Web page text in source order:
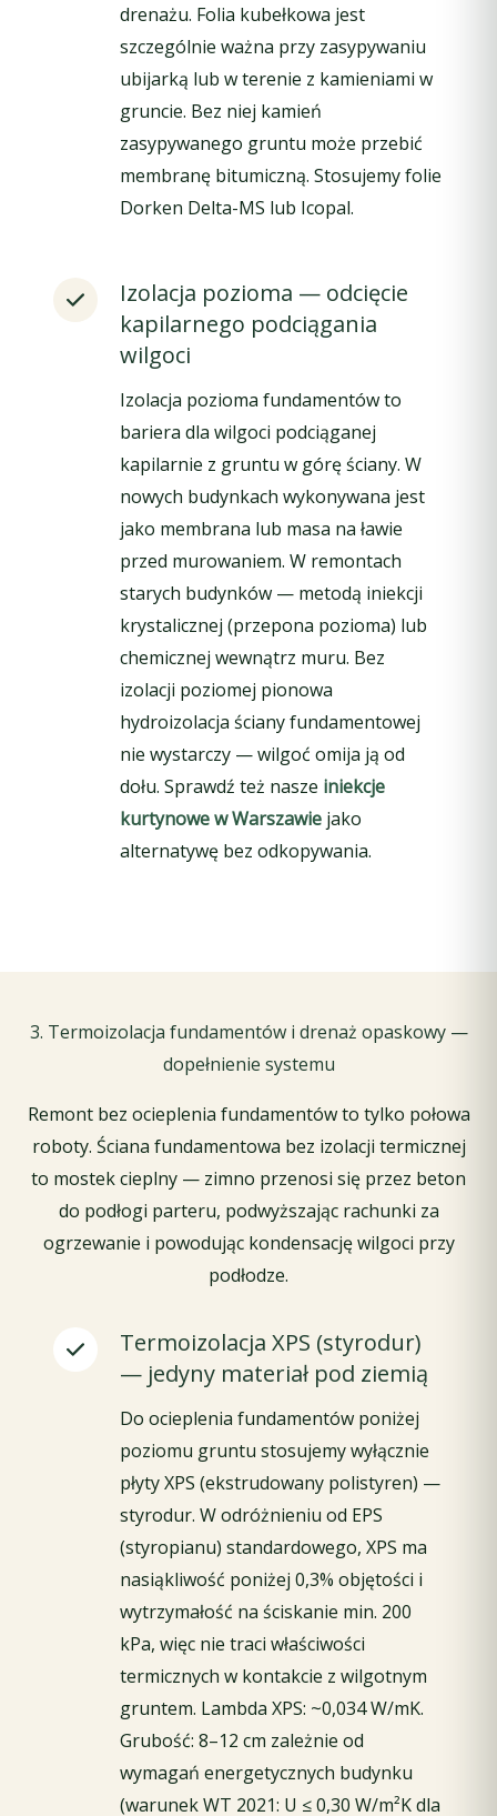
drenażu. Folia kubełkowa jest
szczególnie ważna przy zasypywaniu
ubijarką lub w terenie z kamieniami w
gruncie. Bez niej kamień
zasypywanego gruntu może przebić
membranę bitumiczną. Stosujemy folie
Dorken Delta-MS lub Icopal.
Izolacja pozioma — odcięcie
kapilarnego podciągania
wilgoci
Izolacja pozioma fundamentów to
bariera dla wilgoci podciąganej
kapilarnie z gruntu w górę ściany. W
nowych budynkach wykonywana jest
jako membrana lub masa na ławie
przed murowaniem. W remontach
starych budynków — metodą iniekcji
krystalicznej (przepona pozioma) lub
chemicznej wewnątrz muru. Bez
izolacji poziomej pionowa
hydroizolacja ściany fundamentowej
nie wystarczy — wilgoć omija ją od
dołu. Sprawdź też nasze iniekcje
kurtynowe w Warszawie jako
alternatywę bez odkopywania.
3. Termoizolacja fundamentów i drenaż opaskowy —
dopełnienie systemu
Remont bez ocieplenia fundamentów to tylko połowa
roboty. Ściana fundamentowa bez izolacji termicznej
to mostek cieplny — zimno przenosi się przez beton
do podłogi parteru, podwyższając rachunki za
ogrzewanie i powodując kondensację wilgoci przy
podłodze.
Termoizolacja XPS (styrodur)
— jedyny materiał pod ziemią
Do ocieplenia fundamentów poniżej
poziomu gruntu stosujemy wyłącznie
płyty XPS (ekstrudowany polistyren) —
styrodur. W odróżnieniu od EPS
(styropianu) standardowego, XPS ma
nasiąkliwość poniżej 0,3% objętości i
wytrzymałość na ściskanie min. 200
kPa, więc nie traci właściwości
termicznych w kontakcie z wilgotnym
gruntem. Lambda XPS: ~0,034 W/mK.
Grubość: 8–12 cm zależnie od
wymagań energetycznych budynku
(warunek WT 2021: U ≤ 0,30 W/m²K dla